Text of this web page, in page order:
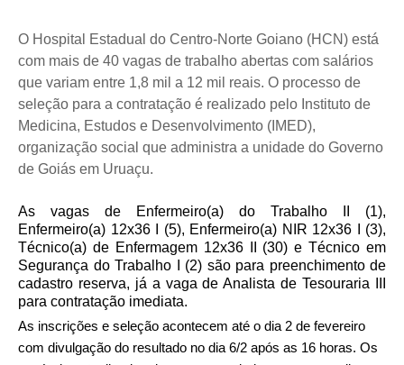
O Hospital Estadual do Centro-Norte Goiano (HCN) está
com mais de 40 vagas de trabalho abertas com salários
que variam entre 1,8 mil a 12 mil reais. O processo de
seleção para a contratação é realizado pelo Instituto de
Medicina, Estudos e Desenvolvimento (IMED),
organização social que administra a unidade do Governo
de Goiás em Uruaçu.
As vagas de Enfermeiro(a) do Trabalho II (1),
Enfermeiro(a) 12x36 I (5), Enfermeiro(a) NIR 12x36 I (3),
Técnico(a) de Enfermagem 12x36 II (30) e Técnico em
Segurança do Trabalho I (2) são para preenchimento de
cadastro reserva, já a vaga de Analista de Tesouraria III
para contratação imediata.
As inscrições e seleção acontecem até o dia 2 de fevereiro
com divulgação do resultado no dia 6/2 após as 16 horas. Os